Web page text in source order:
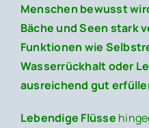
Menschen bewusst
Bäche und Seen stark
Funktionen wie
Wasserrückhalt oder
ausreichend gut
Lebendige Flüsse